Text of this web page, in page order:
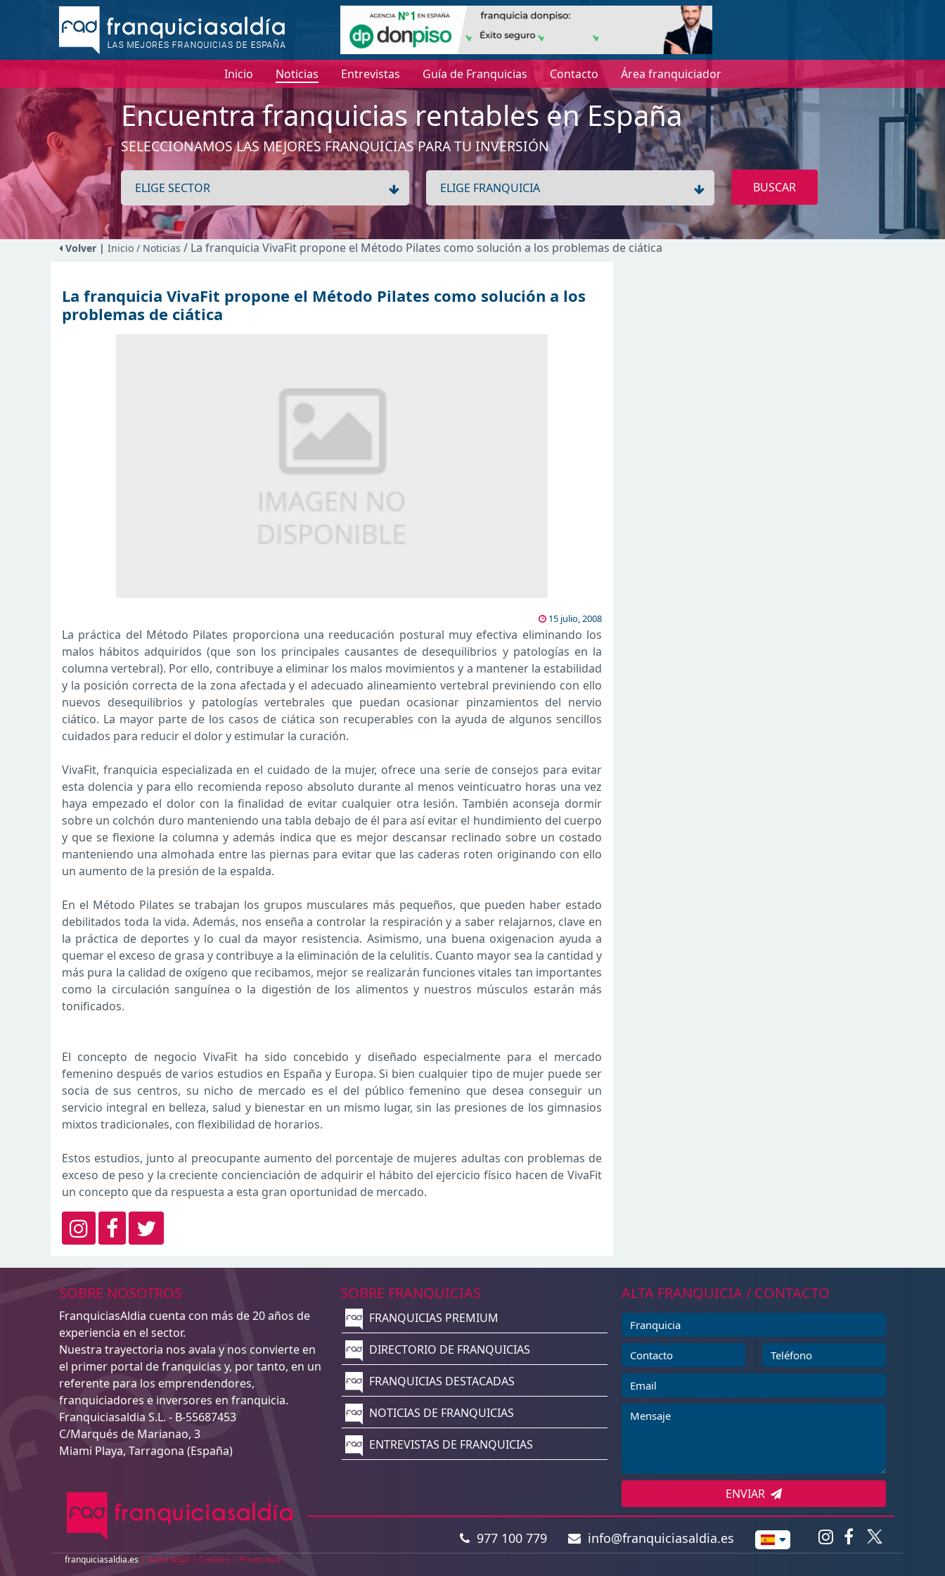
Inicio Noticias Entrevistas Guía de Franquicias Contacto Área franquiciador
Encuentra franquicias rentables en España
SELECCIONAMOS LAS MEJORES FRANQUICIAS PARA TU INVERSIÓN
BUSCAR
Volver | Inicio / Noticias / La franquicia VivaFit propone el Método Pilates como solución a los problemas de ciática
La franquicia VivaFit propone el Método Pilates como solución a los
problemas de ciática
15 julio, 2008
La práctica del Método Pilates proporciona una reeducación postural muy efectiva eliminando los
malos hábitos adquiridos (que son los principales causantes de desequilibrios y patologías en la
columna vertebral). Por ello, contribuye a eliminar los malos movimientos y a mantener la estabilidad
y la posición correcta de la zona afectada y el adecuado alineamiento vertebral previniendo con ello
nuevos desequilibrios y patologías vertebrales que puedan ocasionar pinzamientos del nervio
ciático. La mayor parte de los casos de ciática son recuperables con la ayuda de algunos sencillos
cuidados para reducir el dolor y estimular la curación.
VivaFit, franquicia especializada en el cuidado de la mujer, ofrece una serie de consejos para evitar
esta dolencia y para ello recomienda reposo absoluto durante al menos veinticuatro horas una vez
haya empezado el dolor con la finalidad de evitar cualquier otra lesión. También aconseja dormir
sobre un colchón duro manteniendo una tabla debajo de él para así evitar el hundimiento del cuerpo
y que se flexione la columna y además indica que es mejor descansar reclinado sobre un costado
manteniendo una almohada entre las piernas para evitar que las caderas roten originando con ello
un aumento de la presión de la espalda.
En el Método Pilates se trabajan los grupos musculares más pequeños, que pueden haber estado
debilitados toda la vida. Además, nos enseña a controlar la respiración y a saber relajarnos, clave en
la práctica de deportes y lo cual da mayor resistencia. Asimismo, una buena oxigenacion ayuda a
quemar el exceso de grasa y contribuye a la eliminación de la celulitis. Cuanto mayor sea la cantidad y
más pura la calidad de oxígeno que recibamos, mejor se realizarán funciones vitales tan importantes
como la circulación sanguínea o la digestión de los alimentos y nuestros músculos estarán más
tonificados.
El concepto de negocio VivaFit ha sido concebido y diseñado especialmente para el mercado
femenino después de varios estudios en España y Europa. Si bien cualquier tipo de mujer puede ser
socia de sus centros, su nicho de mercado es el del público femenino que desea conseguir un
servicio integral en belleza, salud y bienestar en un mismo lugar, sin las presiones de los gimnasios
mixtos tradicionales, con flexibilidad de horarios.
Estos estudios, junto al preocupante aumento del porcentaje de mujeres adultas con problemas de
exceso de peso y la creciente concienciación de adquirir el hábito del ejercicio físico hacen de VivaFit
un concepto que da respuesta a esta gran oportunidad de mercado.
SOBRE NOSOTROS
FranquiciasAldia cuenta con más de 20 años de
experiencia en el sector.
Nuestra trayectoria nos avala y nos convierte en
el primer portal de franquicias y, por tanto, en un
referente para los emprendendores,
franquiciadores e inversores en franquicia.
Franquiciasaldia S.L. - B-55687453
C/Marqués de Marianao, 3
Miami Playa, Tarragona (España)
SOBRE FRANQUICIAS
FRANQUICIAS PREMIUM
DIRECTORIO DE FRANQUICIAS
FRANQUICIAS DESTACADAS
NOTICIAS DE FRANQUICIAS
ENTREVISTAS DE FRANQUICIAS
ALTA FRANQUICIA / CONTACTO
ENVIAR
977 100 779 info@franquiciasaldia.es
franquiciasaldia.es | Aviso legal | Cookies | Privacidad